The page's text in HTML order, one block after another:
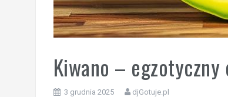
Kiwano – egzotyczny
3 grudnia 2025 djGotuje.pl